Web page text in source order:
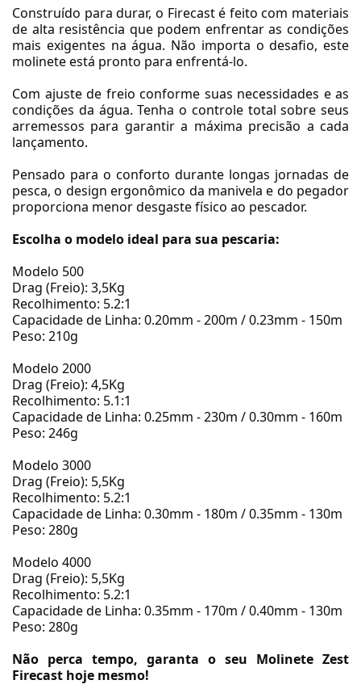
Construído para durar, o Firecast é feito com materiais
de alta resistência que podem enfrentar as condições
mais exigentes na água. Não importa o desafio, este
molinete está pronto para enfrentá-lo.
Com ajuste de freio conforme suas necessidades e as
condições da água. Tenha o controle total sobre seus
arremessos para garantir a máxima precisão a cada
lançamento.
Pensado para o conforto durante longas jornadas de
pesca, o design ergonômico da manivela e do pegador
proporciona menor desgaste físico ao pescador.
Escolha o modelo ideal para sua pescaria:
Modelo 500
Drag (Freio): 3,5Kg
Recolhimento: 5.2:1
Capacidade de Linha: 0.20mm - 200m / 0.23mm - 150m
Peso: 210g
Modelo 2000
Drag (Freio): 4,5Kg
Recolhimento: 5.1:1
Capacidade de Linha: 0.25mm - 230m / 0.30mm - 160m
Peso: 246g
Modelo 3000
Drag (Freio): 5,5Kg
Recolhimento: 5.2:1
Capacidade de Linha: 0.30mm - 180m / 0.35mm - 130m
Peso: 280g
Modelo 4000
Drag (Freio): 5,5Kg
Recolhimento: 5.2:1
Capacidade de Linha: 0.35mm - 170m / 0.40mm - 130m
Peso: 280g
Não perca tempo, garanta o seu Molinete Zest
Firecast hoje mesmo!